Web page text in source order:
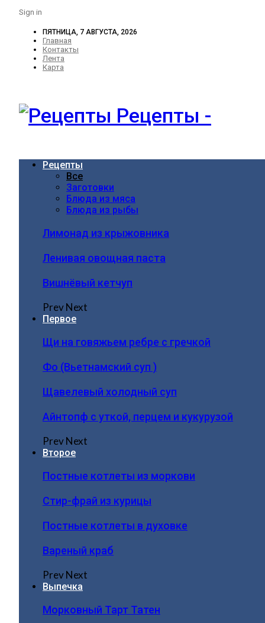
Sign in
ПЯТНИЦА, 7 АВГУСТА, 2026
Главная
Контакты
Лента
Карта
Рецепты -
Рецепты
Все
Заготовки
Блюда из мяса
Блюда из рыбы
Лимонад из крыжовника
Ленивая овощная паста
Вишнёвый кетчуп
PrevNext
Первое
Щи на говяжьем ребре с гречкой
Фо (Вьетнамский суп )
Щавелевый холодный суп
Айнтопф с уткой, перцем и кукурузой
PrevNext
Второе
Постные котлеты из моркови
Стир-фрай из курицы
Постные котлеты в духовке
Вареный краб
PrevNext
Выпечка
Морковный Тарт Татен